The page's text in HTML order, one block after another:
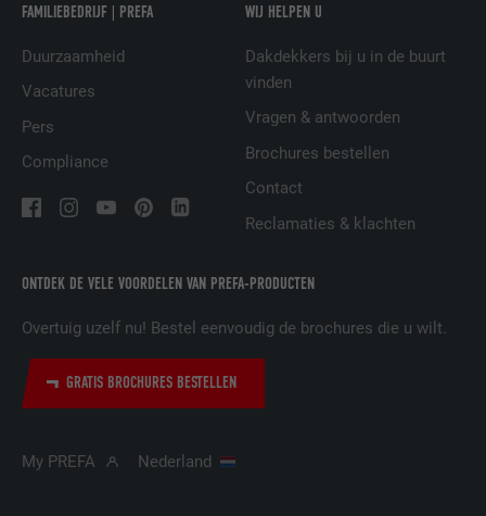
ONTDEK DE VELE VOORDELEN VAN PREFA-PRODUCTEN
Overtuig uzelf nu! Bestel eenvoudig de brochures die u wilt.
GRATIS BROCHURES BESTELLEN
FAMILIEBEDRIJF | PREFA
Duurzaamheid
Vacatures
Pers
Compliance
WIJ HELPEN U
Dakdekkers bij u in de buurt
vinden
Vragen & antwoorden
Brochures bestellen
Contact
Reclamaties & klachten
My PREFA Nederland
NAAM UserMatchHistory
AANBIEDER
Wordt gebruikt om bezoekers op meerdere
websites te volgen, om op basis van de
voorkeuren van de bezoeker relevante
reclame te presenteren.
DOEL
LinkedIn voor het volgen van het gebruik